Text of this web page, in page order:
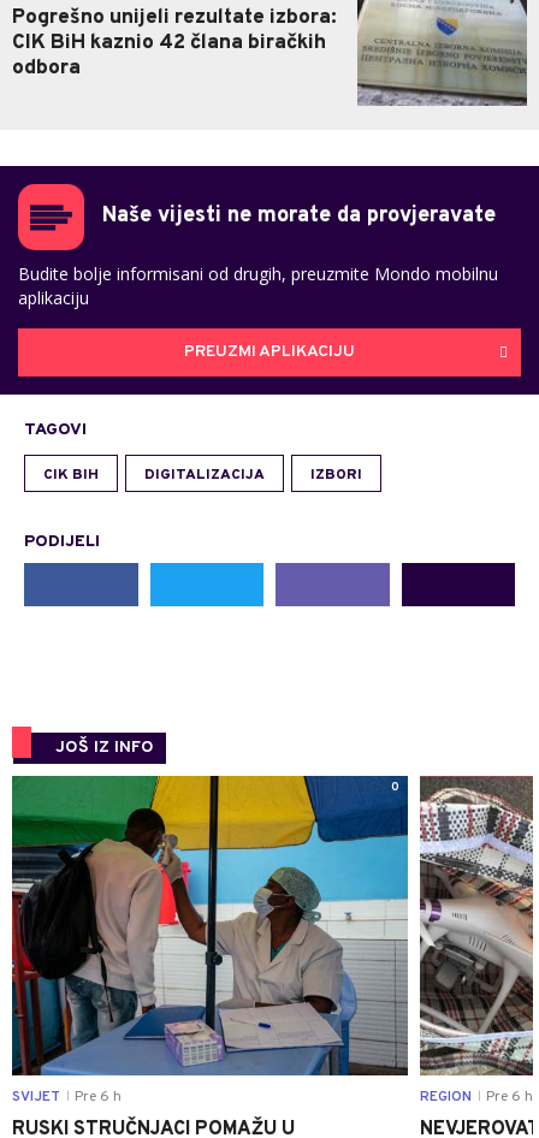
Pogrešno unijeli rezultate izbora:
CIK BiH kaznio 42 člana biračkih
odbora
Naše vijesti ne morate da provjeravate
Budite bolje informisani od drugih, preuzmite Mondo mobilnu
aplikaciju
PREUZMI APLIKACIJU
TAGOVI
CIK BIH DIGITALIZACIJA IZBORI
PODIJELI
JOŠ IZ INFO
0
SVIJET Pre 6 h
RUSKI STRUČNJACI POMAŽU U
REGION Pre 6 h